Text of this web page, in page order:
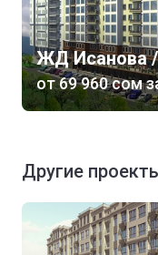
ЖД Исанова
от‍69 960 сом
Другие